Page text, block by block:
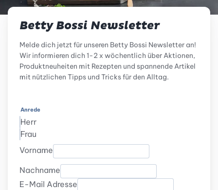
Betty Bossi Newsletter
Melde dich jetzt für unseren Betty Bossi Newsletter an!
Wir informieren dich 1-2 x wöchentlich über Aktionen,
Produktneuheiten mit Rezepten und spannende Artikel
mit nützlichen Tipps und Tricks für den Alltag.
Anrede
Herr
Frau
Vorname
Nachname
E-Mail Adresse